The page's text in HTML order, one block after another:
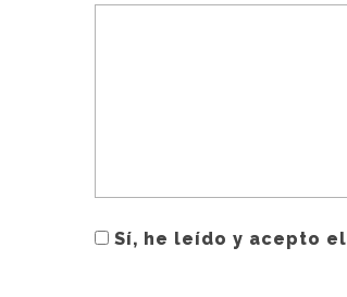
Sí, he leído y acepto el